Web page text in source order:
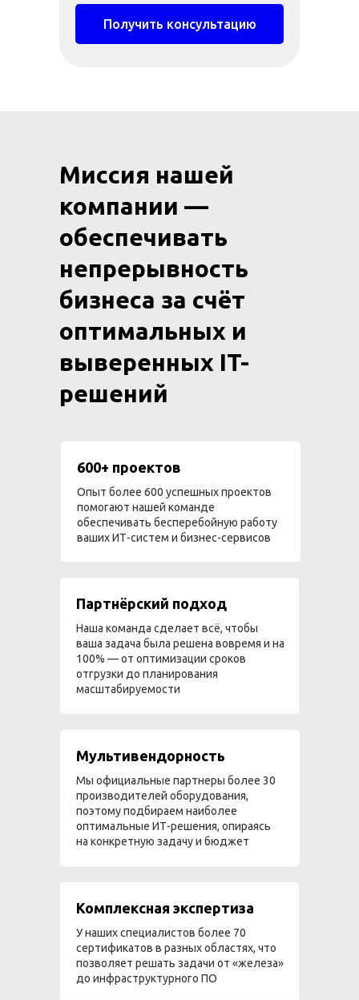
Получить консультацию
Миссия нашей
компании —
обеспечивать
непрерывность
бизнеса за счёт
оптимальных и
выверенных IT-
решений
600+ проектов
Опыт более 600 успешных проектов
помогают нашей команде
обеспечивать бесперебойную работу
ваших ИТ-систем и бизнес-сервисов
Мультивендорность
Мы официальные партнеры более 30
производителей оборудования,
поэтому подбираем наиболее
оптимальные ИТ-решения, опираясь
на конкретную задачу и бюджет
Комплексная экспертиза
У наших специалистов более 70
сертификатов в разных областях, что
позволяет решать задачи от «железа»
до инфраструктурного ПО
Партнёрский подход
Наша команда сделает всё, чтобы
ваша задача была решена вовремя и на
100% — от оптимизации сроков
отгрузки до планирования
масштабируемости